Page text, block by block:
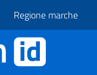
Regione marche